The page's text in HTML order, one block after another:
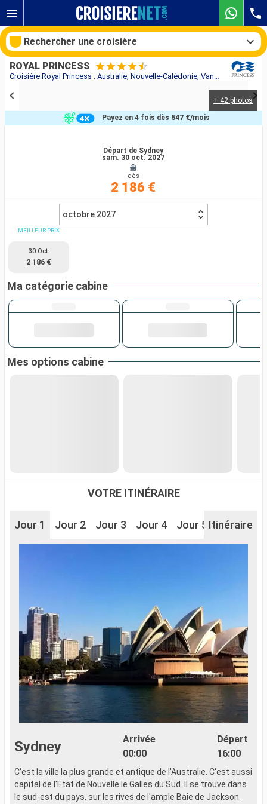
Croisière Royal Princess : Australie, Nouvelle-Calédonie, Vanuatu, Fidji (Îles) au départ de Sydney
ROYAL PRINCESS
+ 42 photos
Départ de Sydney
sam. 30 oct. 2027
dès
2 186 €
Payez en 4 fois dès 547 €/mois
octobre 2027
MEILLEUR PRIX
30 Oct.
2 186 €
Ma catégorie cabine
Mes options cabine
VOTRE ITINÉRAIRE
Jour 1 Jour 2 Jour 3 Jour 4 Jour 5 Jour 6
Itinéraire
Sydney
Arrivée
00:00
Départ
16:00
C'est la ville la plus grande et antique de l'Australie. C'est aussi
capital de l'Etat de Nouvelle le Galles du Sud. Il se trouve dans
le sud-est du pays, sur les rives de l'ample Baie de Jackson.
Rechercher une croisière
Compagnies
Rechercher